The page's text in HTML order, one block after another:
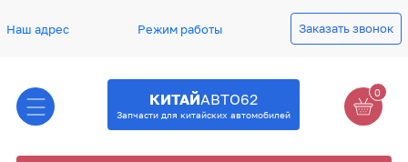
Наш адрес Режим работы Заказать звонок
КИТАЙАВТО62
Запчасти для китайских автомобилей
0